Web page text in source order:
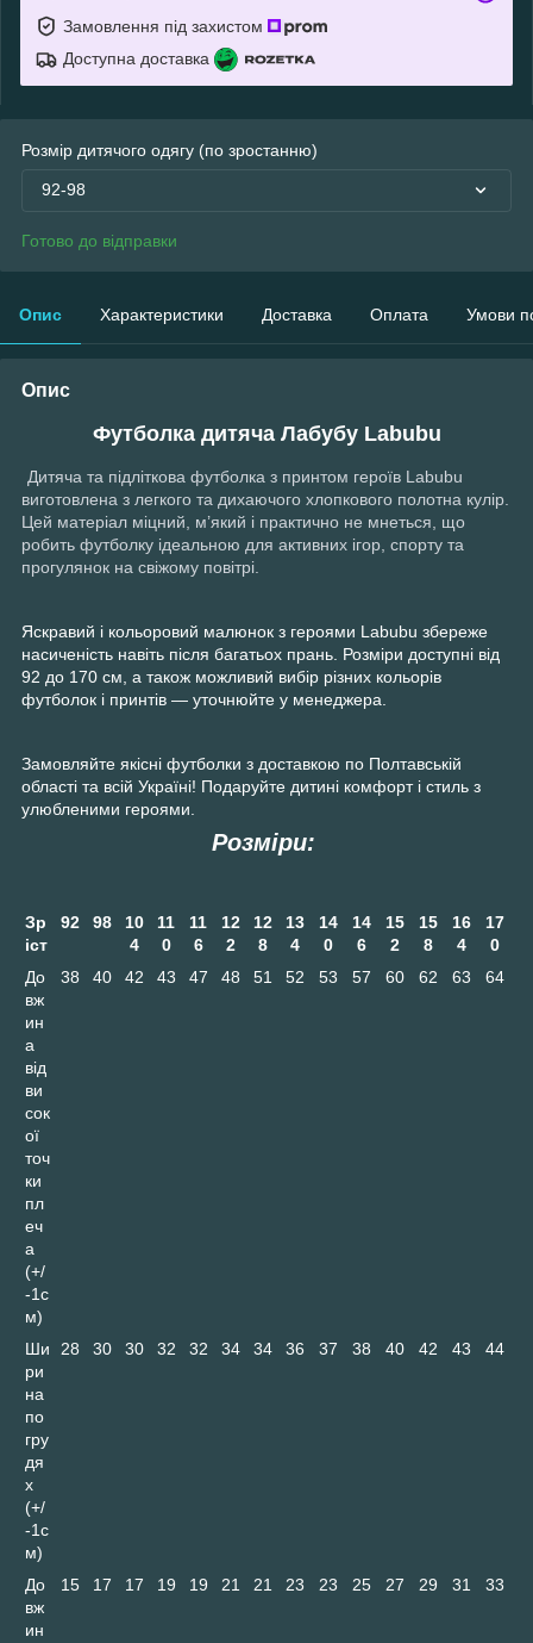
Замовлення під захистом
Доступна доставка
Розмір дитячого одягу (по зростанню)
92-98
Готово до відправки
Опис Характеристики Доставка Оплата Умови
Опис
Футболка дитяча Лабубу Labubu
Дитяча та підліткова футболка з принтом героїв Labubu
виготовлена з легкого та дихаючого хлопкового полотна кулір.
Цей матеріал міцний, м’який і практично не мнеться, що
робить футболку ідеальною для активних ігор, спорту та
прогулянок на свіжому повітрі.
Яскравий і кольоровий малюнок з героями Labubu збереже
насиченість навіть після багатьох прань. Розміри доступні від
92 до 170 см, а також можливий вибір різних кольорів
футболок і принтів — уточнюйте у менеджера.
Замовляйте якісні футболки з доставкою по Полтавській
області та всій Україні! Подаруйте дитині комфорт і стиль з
улюбленими героями.
Розміри:
Зр
іст
92 98
10
4
11
0
11
6
12
2
12
8
13
4
14
0
14
6
15
2
15
8
16
4
17
0
До
вж
ин
а
від
ви
сок
ої
точ
ки
пл
еч
а
(+/
-1с
м)
38 40 42 43 47 48 51 52 53 57 60 62 63 64
Ши
ри
на
по
гру
дя
х
(+/
-1с
м)
28 30 30 32 32 34 34 36 37 38 40 42 43 44
До
вж
ин
15 17 17 19 19 21 21 23 23 25 27 29 31 33